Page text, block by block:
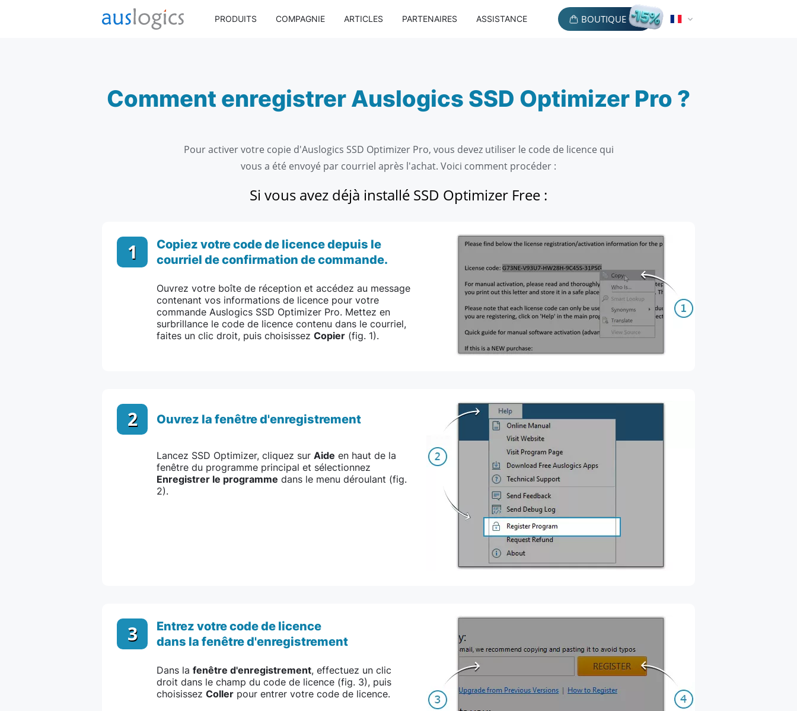
PRODUITS COMPAGNIE ARTICLES PARTENAIRES ASSISTANCE BOUTIQUE
Comment enregistrer Auslogics SSD Optimizer Pro ?
Pour activer votre copie d'Auslogics SSD Optimizer Pro, vous devez utiliser le code de licence qui
vous a été envoyé par courriel après l'achat. Voici comment procéder :
Si vous avez déjà installé SSD Optimizer Free :
1
Copiez votre code de licence depuis le
courriel de confirmation de commande.
Ouvrez votre boîte de réception et accédez au message
contenant vos informations de licence pour votre
commande Auslogics SSD Optimizer Pro. Mettez en
surbrillance le code de licence contenu dans le courriel,
faites un clic droit, puis choisissez Copier (fig. 1).
2 Ouvrez la fenêtre d'enregistrement
Lancez SSD Optimizer, cliquez sur Aide en haut de la
fenêtre du programme principal et sélectionnez
Enregistrer le programme dans le menu déroulant (fig.
2).
3
Entrez votre code de licence
dans la fenêtre d'enregistrement
Dans la fenêtre d'enregistrement, effectuez un clic
droit dans le champ du code de licence (fig. 3), puis
choisissez Coller pour entrer votre code de licence.